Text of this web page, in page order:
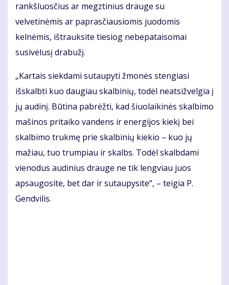
rankšluosčius ar megztinius drauge su
velvetinėmis ar paprasčiausiomis juodomis
kelnėmis, ištrauksite tiesiog nebepataisomai
susivėlusį drabužį.
„Kartais siekdami sutaupyti žmonės stengiasi
išskalbti kuo daugiau skalbinių, todėl neatsižvelgia į
jų audinį. Būtina pabrėžti, kad šiuolaikinės skalbimo
mašinos pritaiko vandens ir energijos kiekį bei
skalbimo trukmę prie skalbinių kiekio – kuo jų
mažiau, tuo trumpiau ir skalbs. Todėl skalbdami
vienodus audinius drauge ne tik lengviau juos
apsaugosite, bet dar ir sutaupysite“, – teigia P.
Gendvilis.